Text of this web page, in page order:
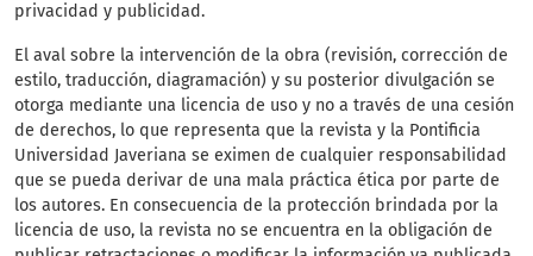
privacidad y publicidad.
El aval sobre la intervención de la obra (revisión, corrección de
estilo, traducción, diagramación) y su posterior divulgación se
otorga mediante una licencia de uso y no a través de una cesión
de derechos, lo que representa que la revista y la Pontificia
Universidad Javeriana se eximen de cualquier responsabilidad
que se pueda derivar de una mala práctica ética por parte de
los autores. En consecuencia de la protección brindada por la
licencia de uso, la revista no se encuentra en la obligación de